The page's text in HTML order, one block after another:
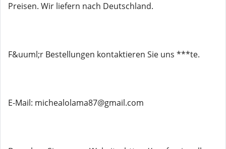
Preisen. Wir liefern nach Deutschland.
F&uuml;r Bestellungen kontaktieren Sie uns ***te.
E-Mail: michealolama87@gmail.com